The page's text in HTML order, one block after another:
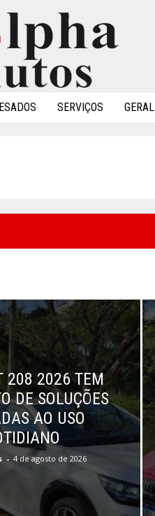
SERVIÇOS GERAL
208 2026 TEM
DE SOLUÇÕES
AO USO
- 4 de agosto de 2026